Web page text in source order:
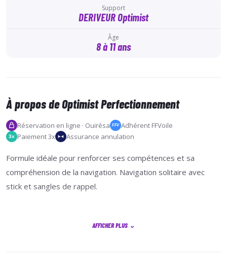
Support
DERIVEUR Optimist
Âge
8 à 11 ans
À propos de Optimist Perfectionnement
Réservation en ligne · Ouirésa FFV Adhérent FFVoile
3x Paiement 3x Assurance annulation
Formule idéale pour renforcer ses compétences et sa
compréhension de la navigation. Navigation solitaire avec
stick et sangles de rappel.
AFFICHER PLUS ⌄